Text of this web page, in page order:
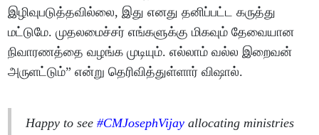
இழிவுபடுத்தவில்லை, இது எனது தனிப்பட்ட கருத்து
மட்டுமே. முதலமைச்சர் எங்களுக்கு மிகவும் தேவையான
நிவாரணத்தை வழங்க முடியும். எல்லாம் வல்ல இறைவன்
அருளட்டும்” என்று தெரிவித்துள்ளார் விஷால்.
Happy to see#CMJosephVijay allocating ministries